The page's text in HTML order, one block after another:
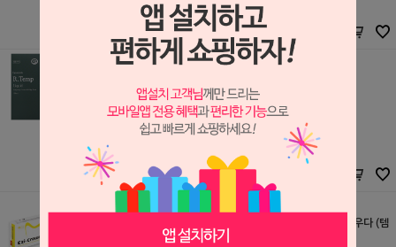
125,000 원 26,000
S2502201
32,000원
30,000원
Hudens BIO
S2502202
30,000원
라운 레진 리필 (임시 크
게이트 C 템프 파우다 (템